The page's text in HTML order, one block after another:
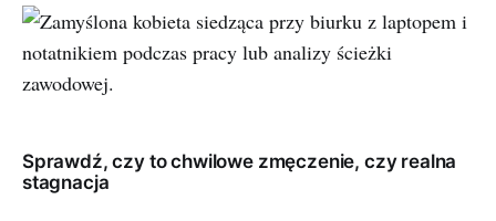
Sprawdź, czy to chwilowe zmęczenie, czy realna
stagnacja